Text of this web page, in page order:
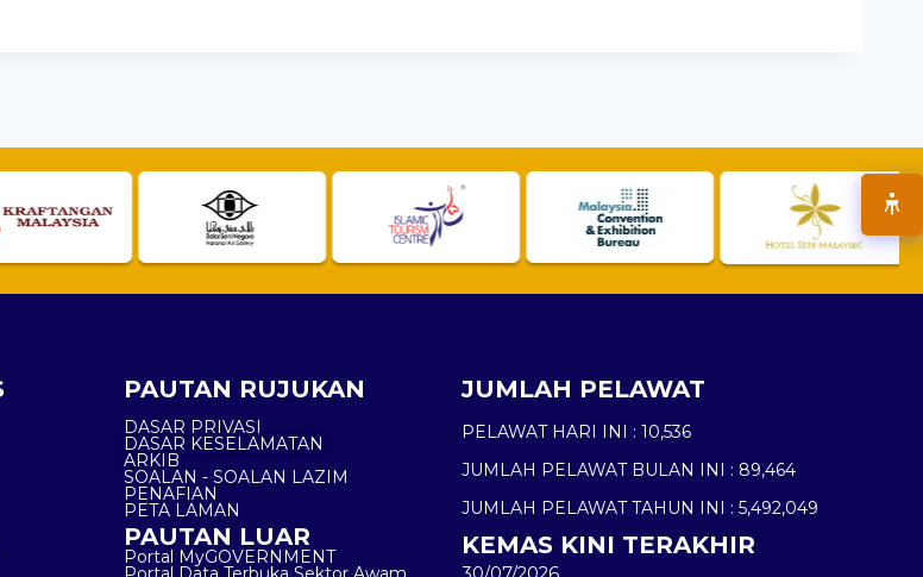
PAUTAN RUJUKAN
DASAR PRIVASI
DASAR KESELAMATAN
ARKIB
SOALAN - SOALAN LAZIM
PENAFIAN
PETA LAMAN
PAUTAN LUAR
Portal MyGOVERNMENT
JUMLAH PELAWAT
PELAWAT HARI INI : 10,536
JUMLAH PELAWAT BULAN INI : 89,464
JUMLAH PELAWAT TAHUN INI : 5,492,049
KEMAS KINI TERAKHIR